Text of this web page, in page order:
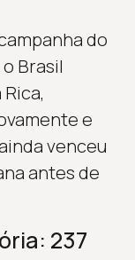
do
Brasil
e
venceu
antes de
237